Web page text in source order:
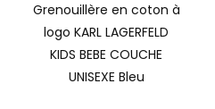
Grenouillère en coton à
logo KARL LAGERFELD
KIDS BEBE COUCHE
UNISEXE Bleu